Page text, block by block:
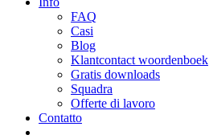
FAQ
Casi
Blog
Klantcontact woordenboek
Gratis downloads
Squadra
Offerte di lavoro
Contatto